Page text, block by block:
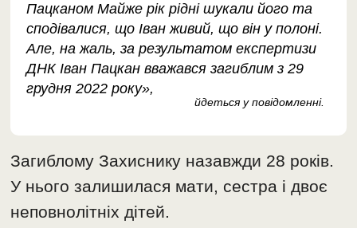
Пацканом Майже рік рідні шукали його та
сподівалися, що Іван живий, що він у полоні.
Але, на жаль, за результатом експертизи
ДНК Іван Пацкан вважався загиблим з 29
грудня 2022 року»,
йдеться у повідомленні.
Загиблому Захиснику назавжди 28 років.
У нього залишилася мати, сестра і двоє
неповнолітніх дітей.